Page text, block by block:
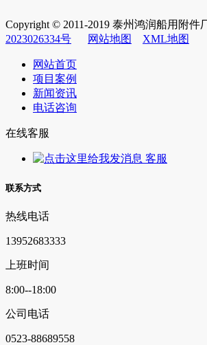
Copyright © 2011-2019 泰州鸿润船用附件
2023026334号
网站地图 XML地图
网站首页
项目案例
新闻资讯
电话咨询
在线客服
客服
联系方式
热线电话
13952683333
上班时间
8:00--18:00
公司电话
0523-88689558